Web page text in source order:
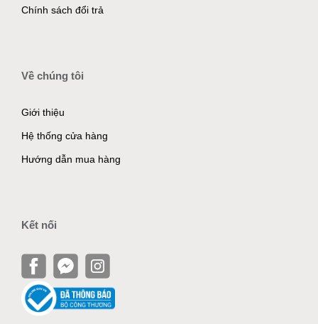
Chính sách đổi trả
Về chúng tôi
Giới thiệu
Hệ thống cửa hàng
Hướng dẫn mua hàng
Kết nối